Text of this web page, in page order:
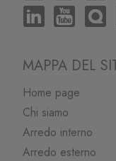
MAPPA DEL
Home page
Chi siamo
Arredo interno
Arredo esterno